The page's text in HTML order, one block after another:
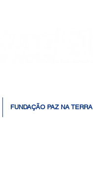
FUNDAÇÃO PAZ NA TERRA